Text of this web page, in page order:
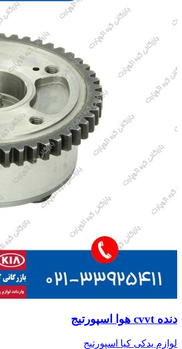
دنده cvvt هوا اسپورتیج
لوازم یدکی کیا اسپورتیج